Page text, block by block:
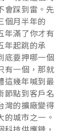
會踩到雷。先
個月半年的
年滿了你才有
年起跳的承
底要押哪一個
有一個，那就
這幾年喊到最
節點到客戶名
灣的擴廠變得
城市之一。